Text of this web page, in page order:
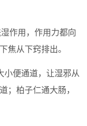
作用，作用力都向
焦从下窍排出。
小便通道，让湿邪从
；柏子仁通大肠，